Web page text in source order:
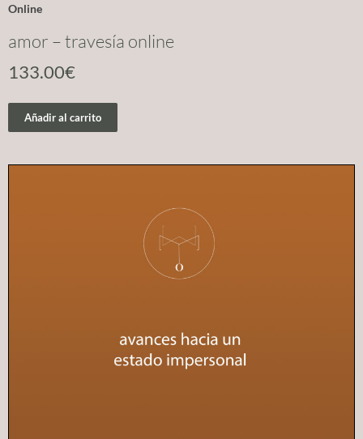
Online
amor – travesía online
133.00€
Añadir al carrito